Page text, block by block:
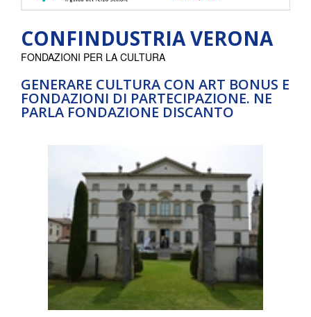
CONFINDUSTRIA VERONA
GENERARE CULTURA CON ART BONUS E
FONDAZIONI DI PARTECIPAZIONE. NE
PARLA FONDAZIONE DISCANTO
FONDAZIONI PER LA CULTURA